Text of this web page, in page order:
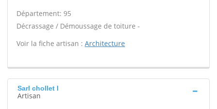
Département: 95
Décrassage / Démoussage de toiture -
Voir la fiche artisan : Architecture
Sarl chollet I
Artisan